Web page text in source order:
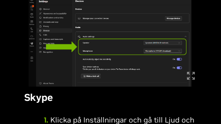
Skype
1. Klicka på Inställningar och gå till Ljud och